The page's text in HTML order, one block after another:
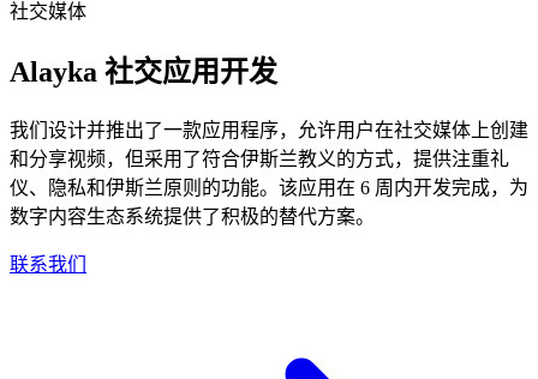
社交媒体
Alayka 社交应用开发
我们设计并推出了一款应用程序，允许用户在社交媒体上创建
和分享视频，但采用了符合伊斯兰教义的方式，提供注重礼
仪、隐私和伊斯兰原则的功能。该应用在 6 周内开发完成，为
数字内容生态系统提供了积极的替代方案。
联系我们